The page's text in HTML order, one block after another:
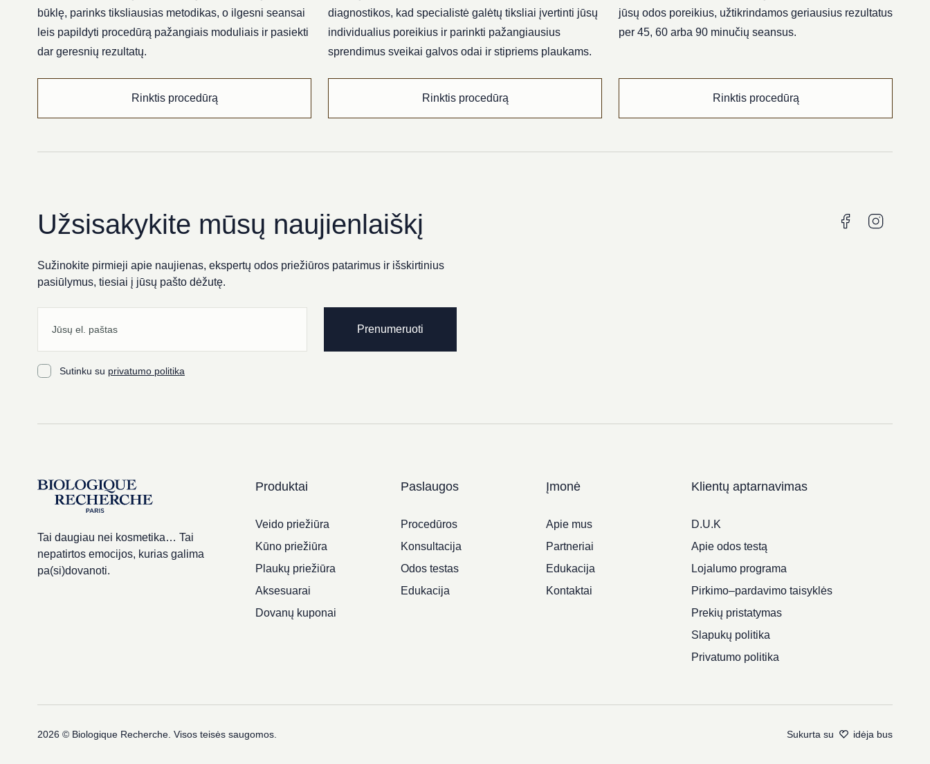
būklę, parinks tiksliausias metodikas, o ilgesni seansai
leis papildyti procedūrą pažangiais moduliais ir pasiekti
dar geresnių rezultatų.
Rinktis procedūrą
diagnostikos, kad specialistė galėtų tiksliai įvertinti jūsų
individualius poreikius ir parinkti pažangiausius
sprendimus sveikai galvos odai ir stipriems plaukams.
Rinktis procedūrą
jūsų odos poreikius, užtikrindamos geriausius rezultatus
per 45, 60 arba 90 minučių seansus.
Rinktis procedūrą
Užsisakykite mūsų naujienlaiškį
Sužinokite pirmieji apie naujienas, ekspertų odos priežiūros patarimus ir išskirtinius
pasiūlymus, tiesiai į jūsų pašto dėžutę.
Prenumeruoti
Sutinku su privatumo politika
Tai daugiau nei kosmetika… Tai
nepatirtos emocijos, kurias galima
pa(si)dovanoti.
Produktai
Veido priežiūra
Kūno priežiūra
Plaukų priežiūra
Aksesuarai
Dovanų kuponai
Paslaugos
Procedūros
Konsultacija
Odos testas
Edukacija
Įmonė
Apie mus
Partneriai
Edukacija
Kontaktai
Klientų aptarnavimas
D.U.K
Apie odos testą
Lojalumo programa
Pirkimo–pardavimo taisyklės
Prekių pristatymas
Slapukų politika
Privatumo politika
2026 © Biologique Recherche. Visos teisės saugomos. Sukurta su idėja bus